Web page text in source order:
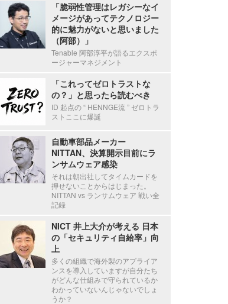
「脆弱性管理はレガシーなイ
メージがあってテクノロジー
的に魅力がないと思いました
（阿部）」
Tenable 阿部淳平が語るエクスポ
ージャーマネジメント
「これってゼロトラストな
の？」と思ったら読むべき
ID 起点の “ HENNGE流 ” ゼロトラ
ストここに爆誕
自動車部品メーカー
NITTAN、決算開示目前にラ
ンサムウェア感染
それは朝出社してタイムカードを
押せないことからはじまった。
NITTAN vs ランサムウェア 戦い全
記録
NICT 井上大介が考える 日本
の「セキュリティ自給率」向
上
多くの組織で海外製のアプライア
ンスを導入していますが自分たち
がどんな仕組みで守られているか
わかっていないんじゃないでしょ
うか？